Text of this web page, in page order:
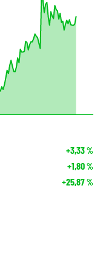
+3,33%
+1,80%
+25,87%